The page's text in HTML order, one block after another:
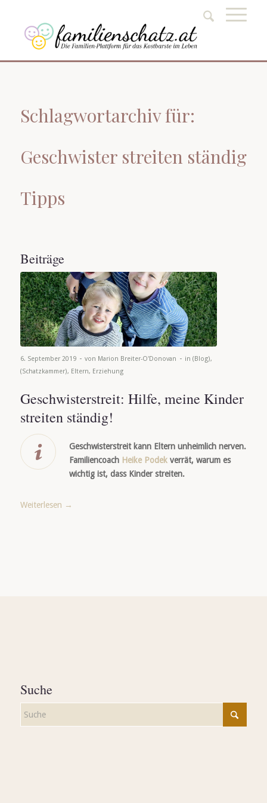
Schlagwortarchiv für:
Geschwister streiten ständig
Tipps
Beiträge
6. September 2019 - von Marion Breiter-O'Donovan - in (Blog),
(Schatzkammer), Eltern, Erziehung
Geschwisterstreit: Hilfe, meine Kinder
streiten ständig!
Geschwisterstreit kann Eltern unheimlich nerven.
Familiencoach Heike Podekverrät, warum es
wichtig ist, dass Kinder streiten.
Weiterlesen →
Suche